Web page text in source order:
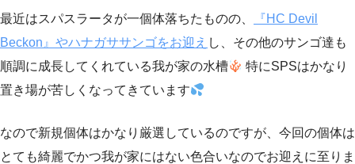
最近はスパスラータが一個体落ちたものの、
『HC Devil
Beckon』やハナガササンゴをお迎え し、その他のサンゴ達も
順調に成長してくれている我が家の水槽
特にSPSはかなり
置き場が苦しくなってきています
なので新規個体はかなり厳選しているのですが、今回の個体は
とても綺麗でかつ我が家にはない色合いなのでお迎えに至りま